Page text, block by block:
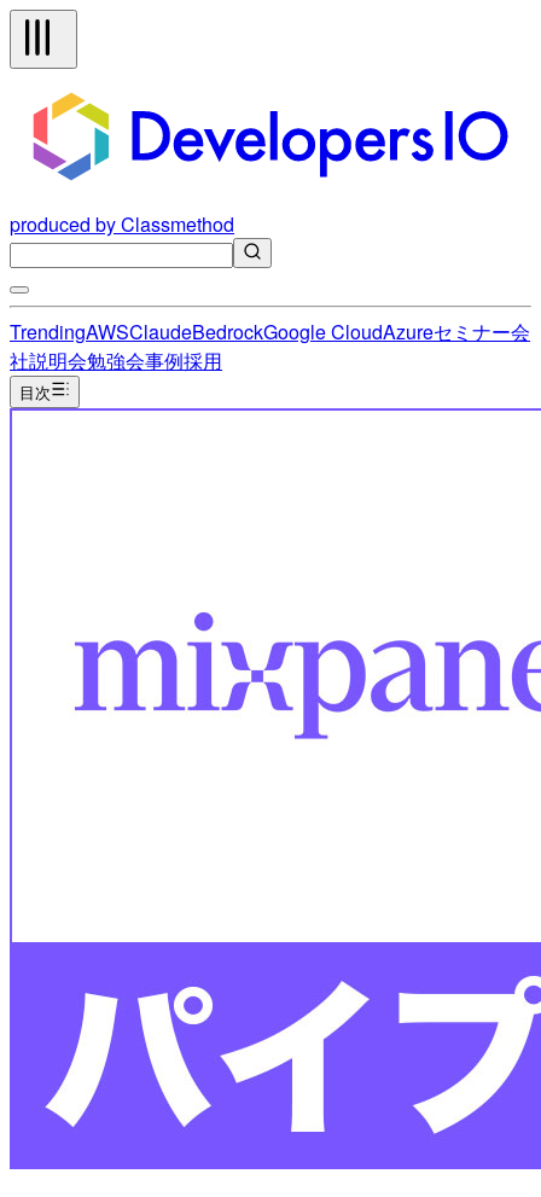
produced by Classmethod
TrendingAWSClaudeBedrockGoogle CloudAzureセミナー会
社説明会勉強会事例採用
目次